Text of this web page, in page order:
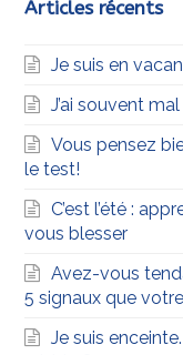
Articles récents
Je suis en
J’ai souvent
Vous pensez
le test!
C’est l’été :
vous blesser
Avez-vous
5 signaux que
Je suis